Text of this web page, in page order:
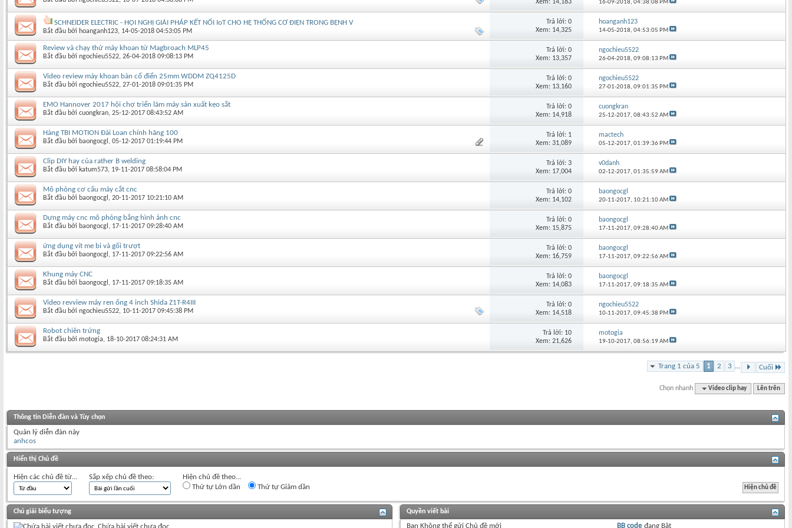
Xem: 14,183 16-09-2018,04:38:08 PM
SCHNEIDER ELECTRIC - HỘI NGHỊ GIẢI PHÁP KẾT NỐI IoT CHO HỆ THỐNG CƠ ĐIỆN TRONG BỆNH V
Bắt đầu bởi hoanganh123‎, 14-05-2018 04:53:05 PM
Trả lời: 0
Xem: 14,325
hoanganh123
14-05-2018,04:53:05 PM
Review và chạy thử máy khoan từ Magbroach MLP45
Bắt đầu bởi ngochieu5522‎, 26-04-2018 09:08:13 PM
Trả lời: 0
Xem: 13,357
ngochieu5522
26-04-2018,09:08:13 PM
Video review máy khoan bàn cổ điển 25mm WDDM ZQ4125D
Bắt đầu bởi ngochieu5522‎, 27-01-2018 09:01:35 PM
Trả lời: 0
Xem: 13,160
ngochieu5522
27-01-2018,09:01:35 PM
EMO Hannover 2017 hội chợ triển lãm máy sản xuất kẹo sắt
Bắt đầu bởi cuongkran‎, 25-12-2017 08:43:52 AM
Trả lời: 0
Xem: 14,918
cuongkran
25-12-2017,08:43:52 AM
Hàng TBI MOTION Đài Loan chính hãng 100
Bắt đầu bởi baongocgl ‎, 05-12-2017 01:19:44 PM
Trả lời: 1
Xem: 31,089
mactech
05-12-2017,01:39:36 PM
Clip DIY hay của rather B welding
Bắt đầu bởi katum573‎, 19-11-2017 08:58:04 PM
Trả lời: 3
Xem: 17,004
v0danh
02-12-2017,01:35:59 AM
Mô phỏng cơ cấu máy cắt cnc
Bắt đầu bởi baongocgl ‎, 20-11-2017 10:21:10 AM
Trả lời: 0
Xem: 14,102
baongocgl
20-11-2017, 10:21:10 AM
Dựng máy cnc mô phỏng bẳng hình ảnh cnc
Bắt đầu bởi baongocgl ‎, 17-11-2017 09:28:40 AM
Trả lời: 0
Xem: 15,875
baongocgl
17-11-2017,09:28:40 AM
ứng dụng vít me bi và gối trượt
Bắt đầu bởi baongocgl ‎, 17-11-2017 09:22:56 AM
Trả lời: 0
Xem: 16,759
baongocgl
17-11-2017,09:22:56 AM
Khung máy CNC
Bắt đầu bởi baongocgl ‎, 17-11-2017 09:18:35 AM
Trả lời: 0
Xem: 14,083
baongocgl
17-11-2017,09:18:35 AM
Video revview máy ren ống 4 inch Shida Z1T-R4III
Bắt đầu bởi ngochieu5522‎, 10-11-2017 09:45:38 PM
Trả lời: 0
Xem: 14,518
ngochieu5522
10-11-2017,09:45:38 PM
Robot chiên trứng
Bắt đầu bởi motogia‎, 18-10-2017 08:24:31 AM
Trả lời: 10
Xem: 21,626
motogia
19-10-2017,08:56:19 AM
Trang 1 của 5 1 2 3 ... Cuối
Chọn nhanh Video clip hay Lên trên
Thông tin Diễn đàn và Tùy chọn
Quản lý diễn đàn này
anhcos
Hiển thị Chủ đề
Hiện các chủ đề từ... Sắp xếp chủ đề theo:
Hiện chủ đề theo...
Thứ tự Lớn dần
Thứ tự Giảm dần
Chú giải biểu tượng
Chứa bài viết chưa đọc
Quyền viết bài
Bạn Không thểgửi Chủ đề mới BB code đang Bật